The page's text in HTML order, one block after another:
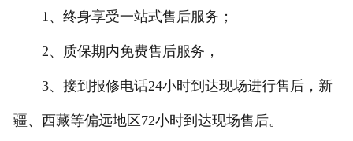
1、终身享受一站式售后服务；
2、质保期内免费售后服务，
3、接到报修电话24小时到达现场进行售后，新
疆、西藏等偏远地区72小时到达现场售后。